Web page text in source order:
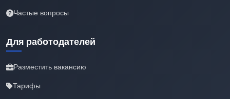
Частые вопросы
Для работодателей
Разместить вакансию
Тарифы